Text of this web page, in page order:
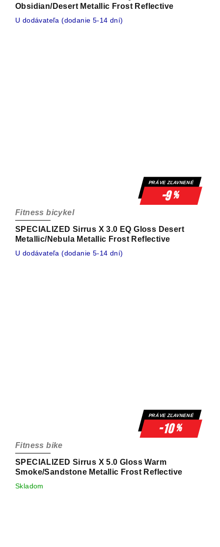
Obsidian/Desert Metallic Frost Reflective
U dodávateľa (dodanie 5-14 dní)
PRÁVE ZĽAVNENÉ
-9%
SPECIALIZED Sirrus X 3.0 EQ Gloss Desert
Metallic/Nebula Metallic Frost Reflective
Fitness bicykel
U dodávateľa (dodanie 5-14 dní)
PRÁVE ZĽAVNENÉ
-10%
SPECIALIZED Sirrus X 5.0 Gloss Warm
Smoke/Sandstone Metallic Frost Reflective
Fitness bike
Skladom